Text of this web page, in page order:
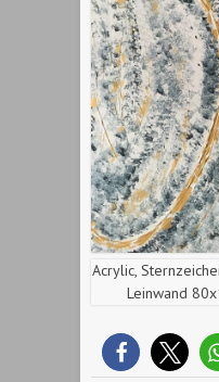
Acrylic,
Leinwand